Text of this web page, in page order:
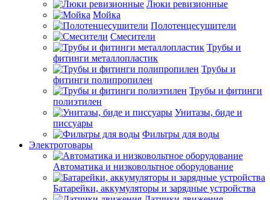
Люки ревизионные
Мойка
Полотенцесушители
Смесители
Трубы и
фитинги металлопластик
Трубы и
фитинги полипропилен
Трубы и фитинги
полиэтилен
Унитазы, биде и
писсуары
Фильтры для воды
Электротовары
Автоматика и низковольтное оборудование
Батарейки, аккумуляторы и зарядные устройства